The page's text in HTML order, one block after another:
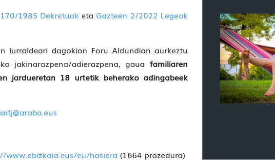
1985 DekretuaketaGazteen 2/2022 Legeak
lurraldeari dagokion Foru Aldundian aurkeztu
jakinarazpena/adierazpena, gaua familiaren
jardueretan 18 urtetik beherako adingabeek
www.ebizkaia.eus/eu/hasiera (1664 prozedura)